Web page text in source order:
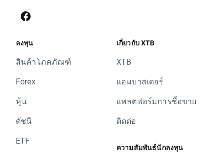
ลงทุน
สินค้าโภคภัณฑ์
Forex
หุ้น
ดัชนี
ETF
เกี่ยวกับ XTB
XTB
แอมบาสเดอร์
แพลตฟอร์มการซื้อขาย
ติดต่อ
ความสัมพันธ์นักลงทุน